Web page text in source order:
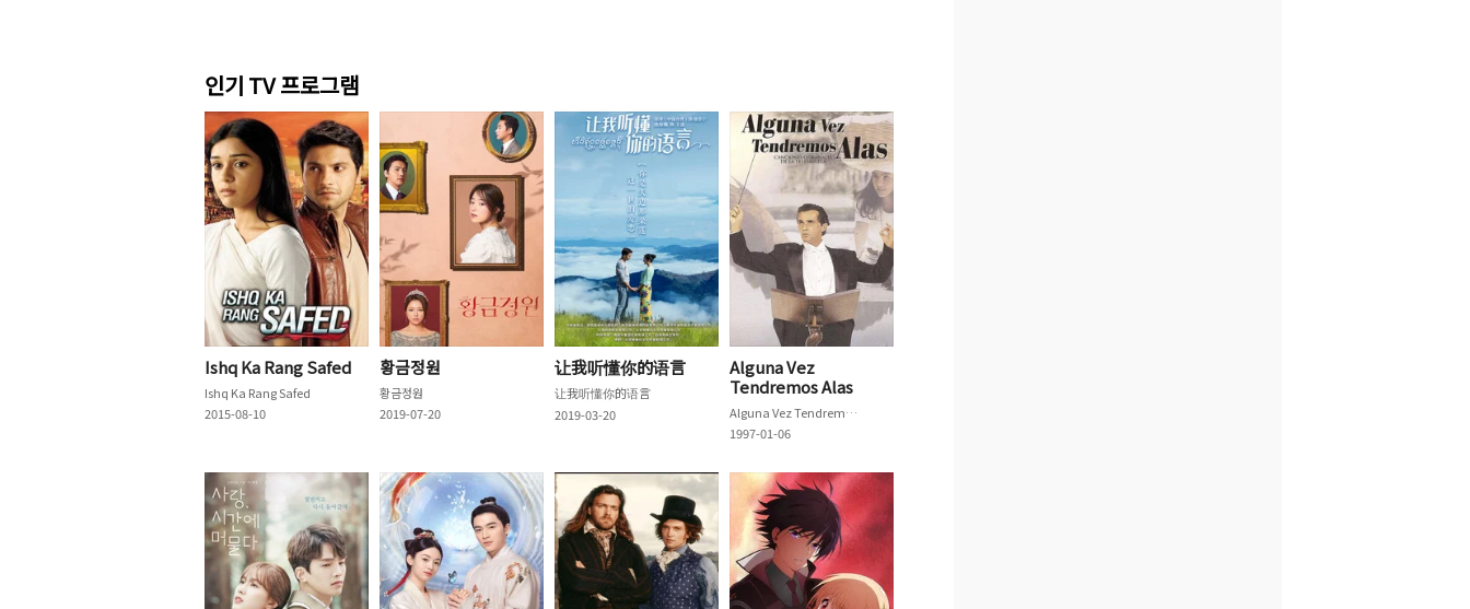
인기 TV 프로그램
Ishq Ka Rang Safed
Ishq Ka Rang Safed
2015-08-10
황금정원
황금정원
2019-07-20
让我听懂你的语言
让我听懂你的语言
2019-03-20
Alguna Vez
Tendremos Alas
Alguna Vez Tendremos Alas
1997-01-06